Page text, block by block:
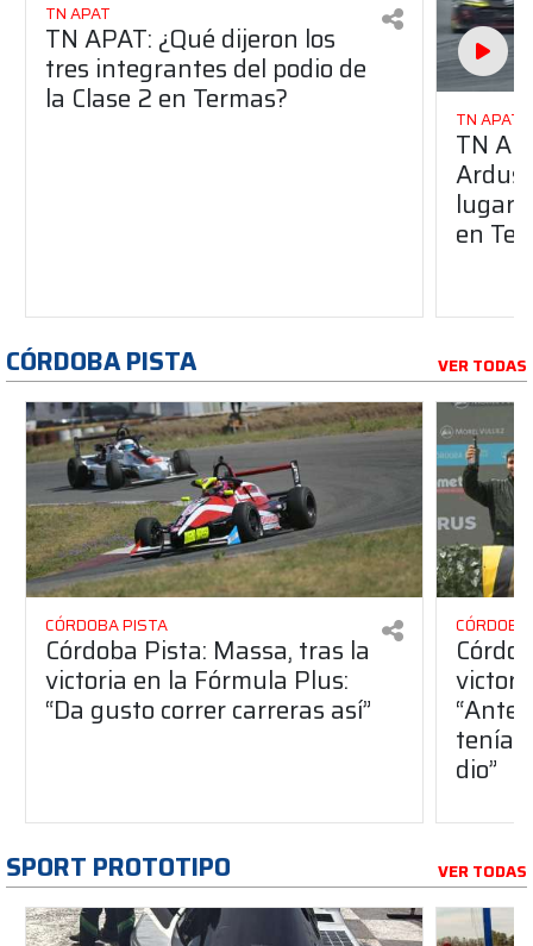
TN APAT
TN APAT: ¿Qué dijeron los
tres integrantes del podio de
la Clase 2 en Termas?
TN APAT
TN
lugar
en
CÓRDOBA PISTA VER TODAS
CÓRDOBA PISTA
Córdoba Pista: Massa, tras la
victoria en la Fórmula Plus:
“Da gusto correr carreras así”
dio”
SPORT PROTOTIPO VER TODAS